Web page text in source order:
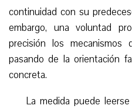
continuidad con su
embargo, una voluntad
precisión los mecanismos
pasando de la orientación
concreta.
La medida puede